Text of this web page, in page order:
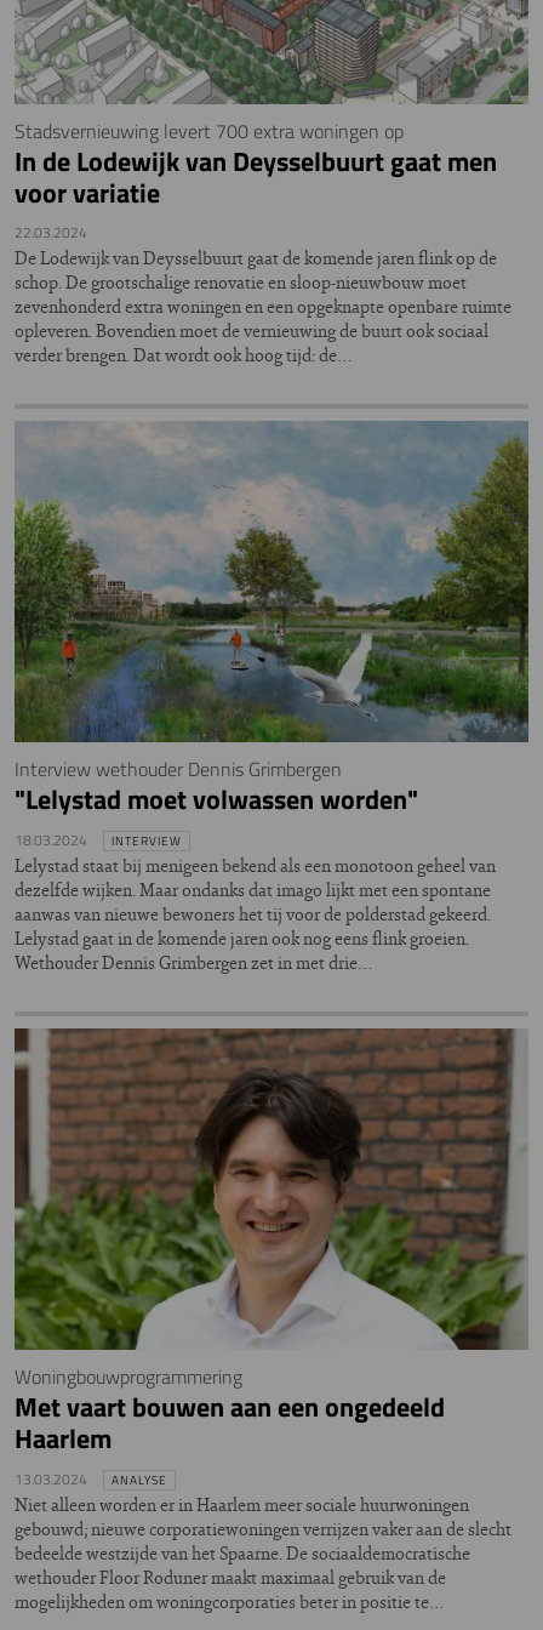
Stadsvernieuwing levert 700 extra woningen op
In de Lodewijk van Deysselbuurt gaat men
voor variatie
22.03.2024
De Lodewijk van Deysselbuurt gaat de komende jaren flink op de
schop. De grootschalige renovatie en sloop-nieuwbouw moet
zevenhonderd extra woningen en een opgeknapte openbare ruimte
opleveren. Bovendien moet de vernieuwing de buurt ook sociaal
verder brengen. Dat wordt ook hoog tijd: de…
Interview wethouder Dennis Grimbergen
"Lelystad moet volwassen worden"
18.03.2024 INTERVIEW
Lelystad staat bij menigeen bekend als een monotoon geheel van
dezelfde wijken. Maar ondanks dat imago lijkt met een spontane
aanwas van nieuwe bewoners het tij voor de polderstad gekeerd.
Lelystad gaat in de komende jaren ook nog eens flink groeien.
Wethouder Dennis Grimbergen zet in met drie…
Woningbouwprogrammering
Met vaart bouwen aan een ongedeeld
Haarlem
13.03.2024 ANALYSE
Niet alleen worden er in Haarlem meer sociale huurwoningen
gebouwd; nieuwe corporatiewoningen verrijzen vaker aan de slecht
bedeelde westzijde van het Spaarne. De sociaaldemocratische
wethouder Floor Roduner maakt maximaal gebruik van de
mogelijkheden om woningcorporaties beter in positie te…